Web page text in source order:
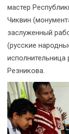
мастер
Чиквин
заслуженный
(русские
исполнительница
Резникова.